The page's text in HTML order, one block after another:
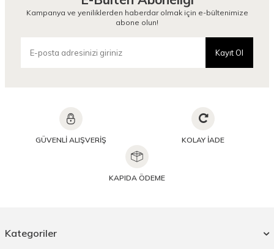
Kampanya ve yeniliklerden haberdar olmak için e-bültenimize
abone olun!
Kayıt Ol
GÜVENLİ ALIŞVERİŞ KOLAY İADE
KAPIDA ÖDEME
Kategoriler